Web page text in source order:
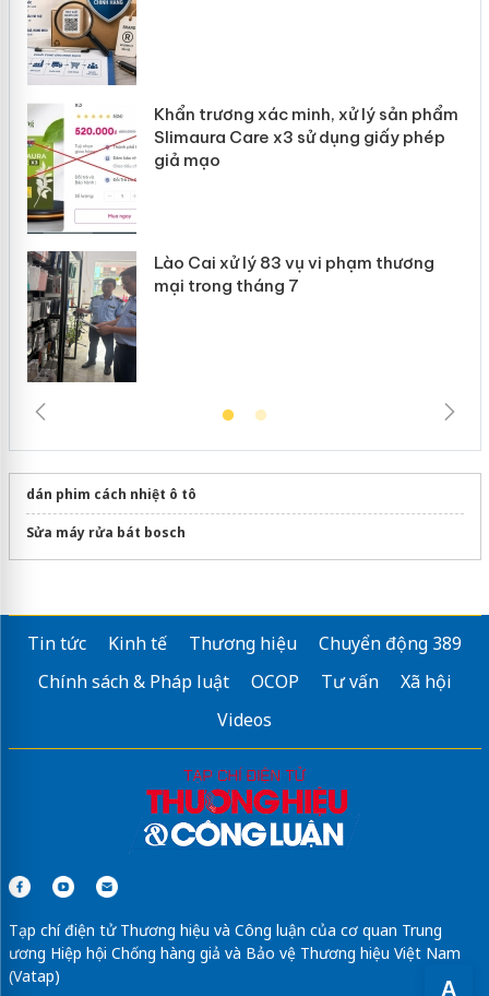
A
Khẩn trương xác minh, xử lý sản phẩm
Slimaura Care x3 sử dụng giấy phép
giả mạo
Lào Cai xử lý 83 vụ vi phạm thương
mại trong tháng 7
dán phim cách nhiệt ô tô
Sửa máy rửa bát bosch
Tin tức Kinh tế Thương hiệu
Chuyển động 389
Chính sách & Pháp luật
OCOP Tư vấn
Xã hội
Videos
Tạp chí điện tử Thương hiệu và Công luận của cơ quan Trung
ương Hiệp hội Chống hàng giả và Bảo vệ Thương hiệu Việt Nam
(Vatap)